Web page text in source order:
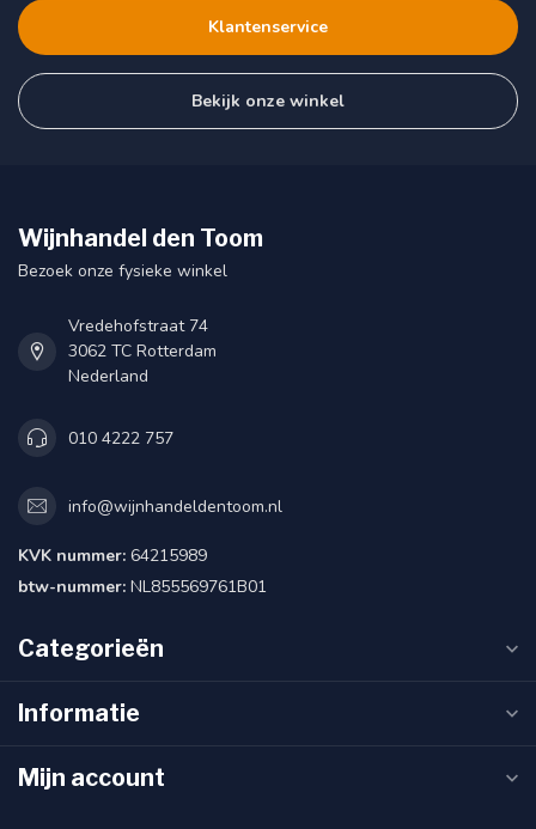
Klantenservice
Bekijk onze winkel
Wijnhandel den Toom
Bezoek onze fysieke winkel
Vredehofstraat 74
3062 TC Rotterdam
Nederland
010 4222 757
info@wijnhandeldentoom.nl
KVK nummer: 64215989
btw-nummer: NL855569761B01
Categorieën
Informatie
Mijn account